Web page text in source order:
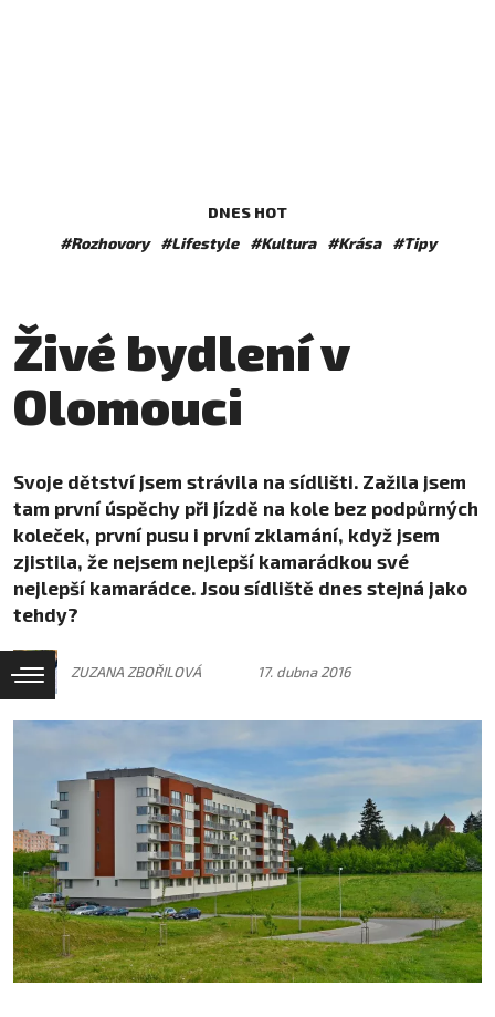
DNES HOT
#Rozhovory
#Lifestyle #Kultura #Krása #Tipy
Živé bydlení v
Olomouci
Svoje dětství jsem strávila na sídlišti. Zažila jsem
tam první úspěchy při jízdě na kole bez podpůrných
koleček, první pusu i první zklamání, když jsem
zjistila, že nejsem nejlepší kamarádkou své
nejlepší kamarádce. Jsou sídliště dnes stejná jako
tehdy?
ZUZANA ZBOŘILOVÁ 17. dubna 2016